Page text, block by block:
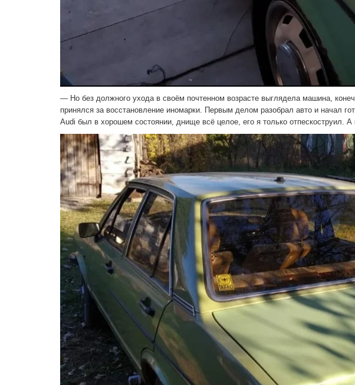
— Но без должного ухода в своём почтенном возрасте выглядела машина,
принялся за восстановление иномарки. Первым делом разобрал авто и начал
Audi был в хорошем состоянии, днище всё целое, его я только отпескоструил.